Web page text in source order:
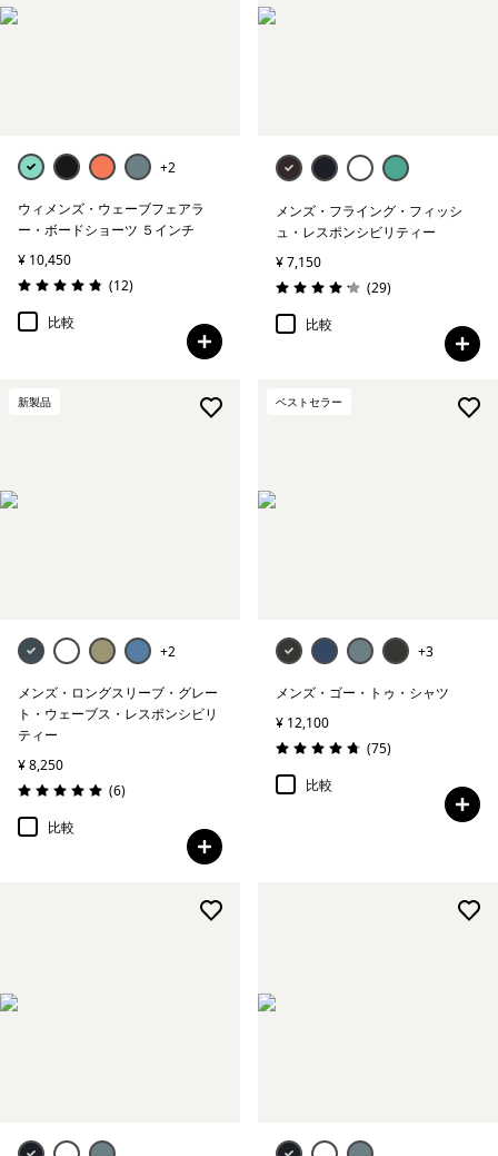
+2
ウィメンズ・ウェーブフェアラ
ー・ボードショーツ ５インチ
¥ 10,450
評価: 4.8 / 5
(12レビュー
)
比較
メンズ・フライング・フィッシ
ュ・レスポンシビリティー
¥ 7,150
評価: 4.1 / 5
(29レビュー
)
比較
新製品
+2
メンズ・ロングスリーブ・グレー
ト・ウェーブス・レスポンシビリ
ティー
¥ 8,250
評価: 5.0 / 5
(6レビュー
)
比較
ベストセラー
+3
メンズ・ゴー・トゥ・シャツ
¥ 12,100
評価: 4.8 / 5
(75レビュー
)
比較